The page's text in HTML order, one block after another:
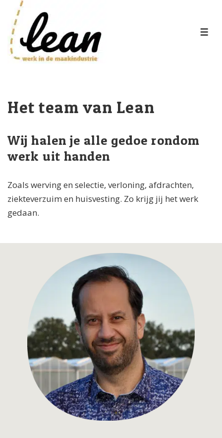
Skip
Main
Content
Het team van Lean
Wij halen je alle gedoe rondom
werk uit handen
Zoals werving en selectie, verloning, afdrachten,
ziekteverzuim en huisvesting. Zo krijg jij het werk
gedaan.